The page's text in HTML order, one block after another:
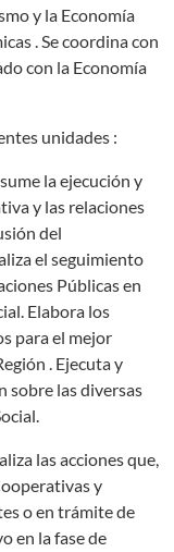
y la Economía
. Se coordina con
con la Economía
unidades :
la ejecución y
y las relaciones
del
el seguimiento
Públicas en
Elabora los
para el mejor
. Ejecuta y
sobre las diversas
las acciones que,
y
o en trámite de
en la fase de